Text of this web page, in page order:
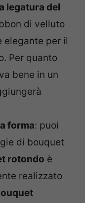
legatura del
di velluto
elegante per il
Per quanto
bene in un
forma: puoi
di bouquet
rotondo è
realizzato